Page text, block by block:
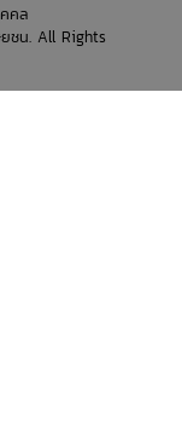
คล
ชน. All Rights